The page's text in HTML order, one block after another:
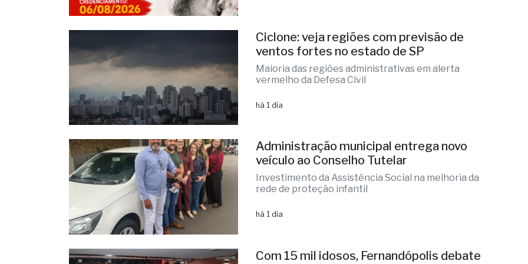
Ciclone: veja regiões com previsão de
ventos fortes no estado de SP
Maioria das regiões administrativas em alerta
vermelho da Defesa Civil
Administração municipal entrega novo
veículo ao Conselho Tutelar
Investimento da Assistência Social na melhoria da
rede de proteção infantil